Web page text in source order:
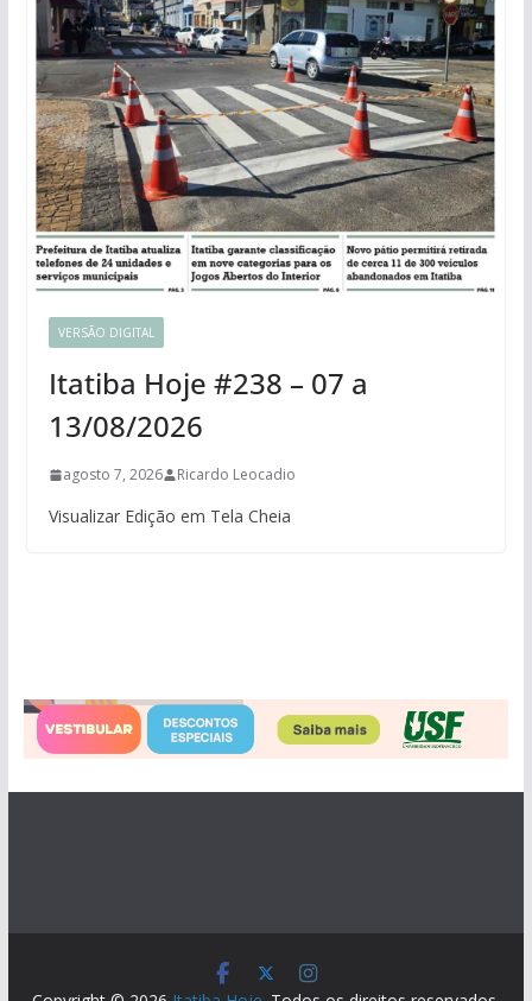
VERSÃO DIGITAL
Itatiba Hoje #238 – 07 a
13/08/2026
agosto 7, 2026 Ricardo Leocadio
Visualizar Edição em Tela Cheia